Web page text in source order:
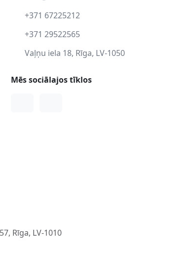
+371 67225212
+371 29522565
Vaļņu iela 18, Rīga, LV-1050
Mēs sociālajos tīklos
Rīga, LV-1010